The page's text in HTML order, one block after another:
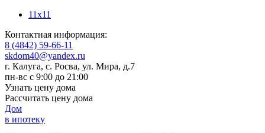
11x11
Контактная информация:
8 (4842) 59-66-11
skdom40@yandex.ru
г. Калуга, с. Росва, ул. Мира, д.7
пн-вс с 9:00 до 21:00
Узнать цену дома
Рассчитать цену дома
Дом
в ипотеку